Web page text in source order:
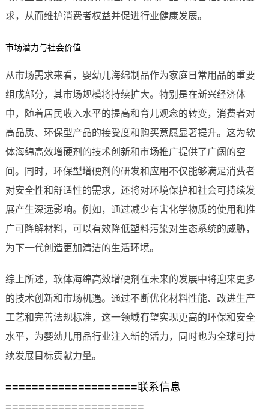
求，从而维护消费者权益并促进行业健康发展。
市场潜力与社会价值
从市场需求来看，婴幼儿海绵制品作为家庭日常用品的重要
组成部分，其市场规模将持续扩大。特别是在新兴经济体
中，随着居民收入水平的提高和育儿观念的转变，消费者对
高品质、环保型产品的接受度和购买意愿显著提升。这为软
体海绵高效增硬剂的技术创新和市场推广提供了广阔的空
间。同时，环保型增硬剂的研发和应用不仅能够满足消费者
对安全性和舒适性的需求，还将对环境保护和社会可持续发
展产生深远影响。例如，通过减少有害化学物质的使用和推
广可降解材料，可以有效降低塑料污染对生态系统的威胁，
为下一代创造更加清洁的生活环境。
综上所述，软体海绵高效增硬剂在未来的发展中将迎来更多
的技术创新和市场机遇。通过不断优化材料性能、改进生产
工艺和完善法规标准，这一领域有望实现更高的环保和安全
水平，为婴幼儿用品行业注入新的活力，同时也为全球可持
续发展目标贡献力量。
====================联系信息
=====================